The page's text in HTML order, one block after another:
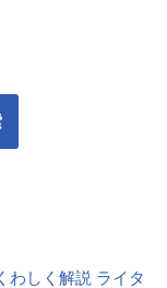
わしく解説 ライタ